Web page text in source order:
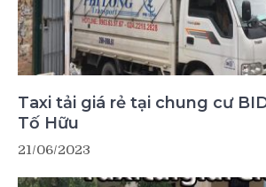
Taxi tải giá rẻ tại chung cư
Tố Hữu
21/06/2023